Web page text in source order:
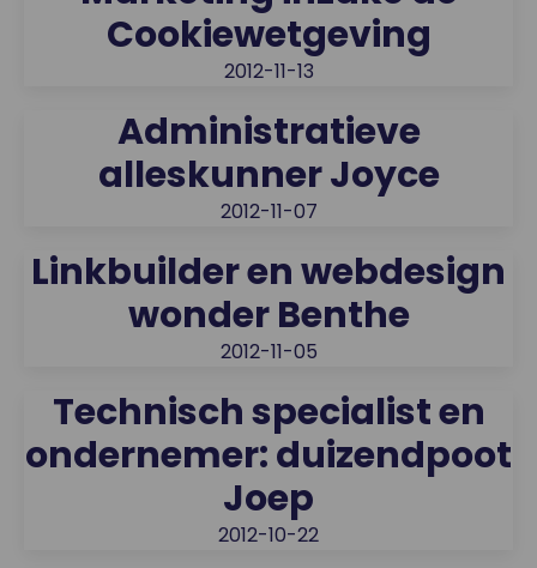
Cookiewetgeving
2012-11-13
Administratieve
alleskunner Joyce
2012-11-07
Linkbuilder en webdesign
wonder Benthe
2012-11-05
Technisch specialist en
ondernemer: duizendpoot
Joep
2012-10-22